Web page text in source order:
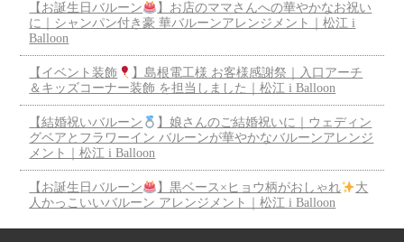
【お誕生日バルーン
】お店のママさんへの華やかなお祝い
に｜シャンパン付き豪 華バルーンアレンジメント｜松江 i
Balloon
【イベント装飾
】島根電工様 お客様感謝祭｜入口アーチ
＆キッズコーナー装飾 を担当しました｜松江 i Balloon
【結婚祝いバルーン
】娘さんのご結婚祝いに｜ウェディン
グベアとフラワーイン バルーンが華やかなバルーンアレンジ
メント｜松江 i Balloon
【お誕生日バルーン 】黒ベース×ヒョウ柄がおしゃれ
大
人かっこいいバルーン アレンジメント｜松江 i Balloon